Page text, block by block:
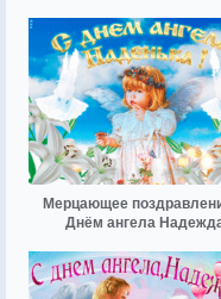
Мерцающее
Днём ангела